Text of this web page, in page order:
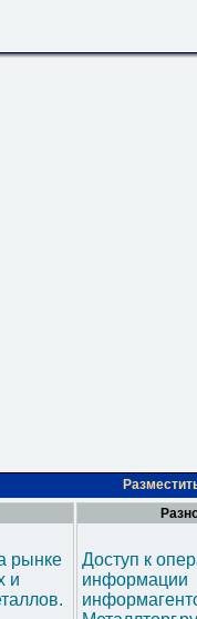
рынке
и
Доступ к
информации